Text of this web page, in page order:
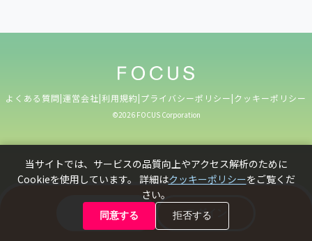
ログイン
新規登録
よくある質問|運営会社|利用規約|プライバシーポリシー|クッキーポリシー
©️2026 FOCUS Corporation
当サイトでは、サービスの品質向上やアクセス解析のために
Cookieを使用しています。 詳細はクッキーポリシーをご覧くだ
さい。
同意する 拒否する